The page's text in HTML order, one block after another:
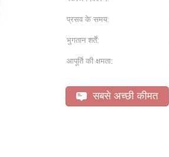
प्रसव के समय:
भुगतान शर्तें:
आपूर्ति की क्षमता:
सबसे अच्छी कीमत